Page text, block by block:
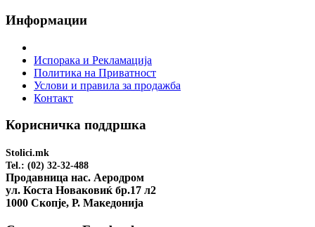
Информации
Испорака и Рекламација
Политика на Приватност
Услови и правила за продажба
Контакт
Корисничка поддршка
Stolici.mk
Tel.: (02) 32-32-488
Продавница нас. Аеродром
ул. Коста Новаковиќ бр.17 л2
1000 Скопје, Р. Македонија